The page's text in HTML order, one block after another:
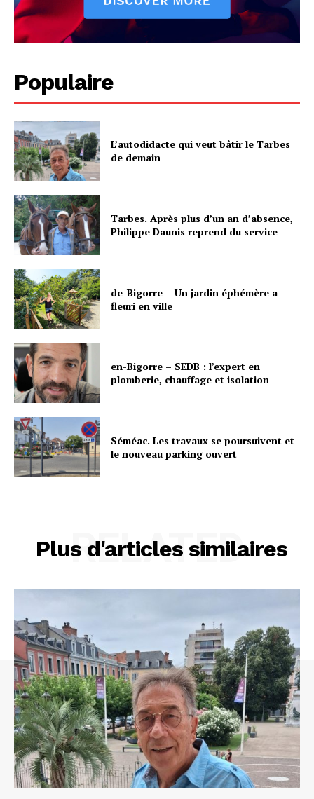
Populaire
L’autodidacte qui veut bâtir le Tarbes
de demain
Tarbes. Après plus d’un an d’absence,
Philippe Daunis reprend du service
de-Bigorre – Un jardin éphémère a
fleuri en ville
en-Bigorre – SEDB : l’expert en
plomberie, chauffage et isolation
Séméac. Les travaux se poursuivent et
le nouveau parking ouvert
Plus d'articles similaires
RELATED